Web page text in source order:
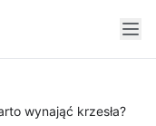
wynająć krzesła?